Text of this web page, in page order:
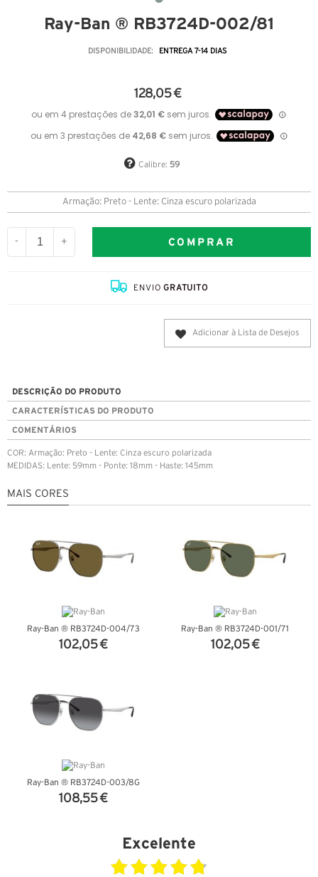
Ray-Ban ® RB3724D-002/81
DISPONIBILIDADE: ENTREGA 7-14 DIAS
128,05 €
Calibre: 59
Armação: Preto - Lente: Cinza escuro polarizada
- + COMPRAR
ENVIOGRATUITO
Adicionar à Lista de Desejos
DESCRIÇÃO DO PRODUTO
CARACTERÍSTICAS DO PRODUTO
COMENTÁRIOS
COR: Armação: Preto - Lente: Cinza escuro polarizada
MEDIDAS: Lente: 59mm - Ponte: 18mm - Haste: 145mm
MAIS CORES
Ray-Ban ® RB3724D-004/73
102,05 €
Ray-Ban ® RB3724D-001/71
102,05 €
Ray-Ban ® RB3724D-003/8G
108,55 €
Excelente